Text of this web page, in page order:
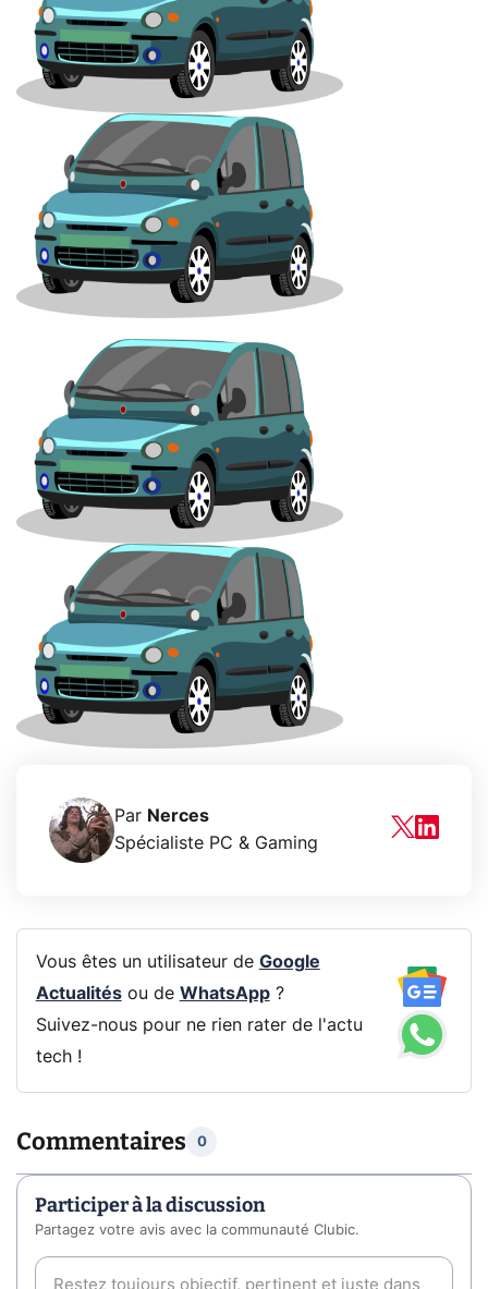
Par Nerces
Spécialiste PC & Gaming
Vous êtes un utilisateur de Google
Actualitésou de WhatsApp?
Suivez-nous pour ne rien rater de l'actu
tech !
Commentaires 0
Participer à la discussion
Partagez votre avis avec la communauté Clubic.